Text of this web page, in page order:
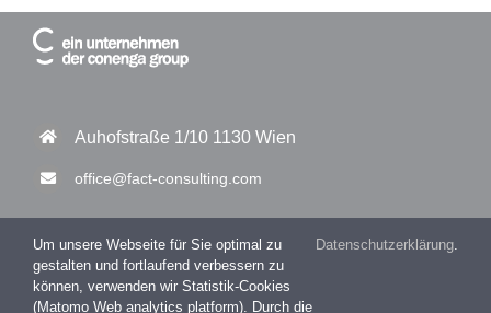
Auhofstraße 1/10 1130 Wien
office@fact-consulting.com
+43 1 877 11 30 – 0
Um unsere Webseite für Sie optimal zu
gestalten und fortlaufend verbessern zu
können, verwenden wir Statistik-Cookies
(Matomo Web analytics platform). Durch die
Datenschutzerklärung.